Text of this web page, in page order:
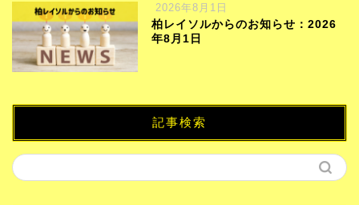
2026年8月1日
柏レイソルからのお知らせ：2026
年8月1日
記事検索